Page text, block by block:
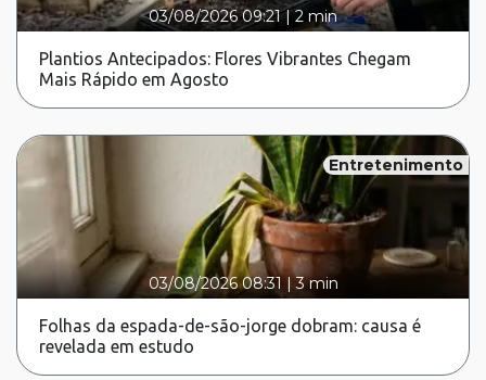
03/08/2026 09:21|2 min
Plantios Antecipados: Flores Vibrantes Chegam
Mais Rápido em Agosto
Entretenimento
03/08/2026 08:31 |3 min
Folhas da espada-de-são-jorge dobram: causa é
revelada em estudo